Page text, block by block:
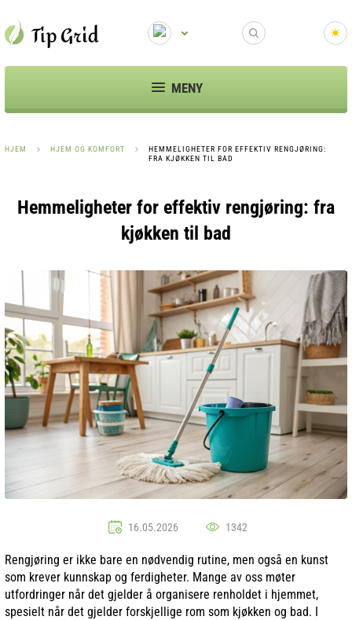
MENY
HJEM HJEM OG KOMFORT
HEMMELIGHETER FOR EFFEKTIV RENGJØRING:
FRA KJØKKEN TIL BAD
Hemmeligheter for effektiv rengjøring: fra
kjøkken til bad
16.05.2026 1342
Rengjøring er ikke bare en nødvendig rutine, men også en kunst
som krever kunnskap og ferdigheter. Mange av oss møter
utfordringer når det gjelder å organisere renholdet i hjemmet,
spesielt når det gjelder forskjellige rom som kjøkken og bad. I